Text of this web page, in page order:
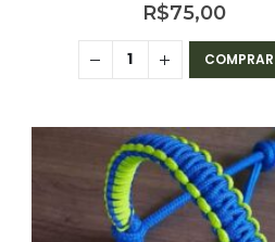
R$75,00
COMPRAR